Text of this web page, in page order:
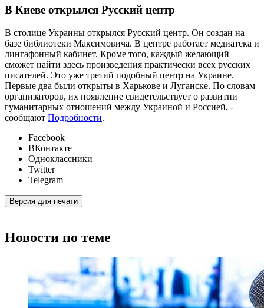
В Киеве открылся Русский центр
В столице Украины открылся Русский центр. Он создан на
базе библиотеки Максимовича. В центре работает медиатека и
лингафонный кабинет. Кроме того, каждый желающий
сможет найти здесь произведения практически всех русских
писателей. Это уже третий подобный центр на Украине.
Первые два были открыты в Харькове и Луганске. По словам
организаторов, их появление свидетельствует о развитии
гуманитарных отношений между Украиной и Россией, -
сообщают Подробности.
Facebook
ВКонтакте
Одноклассники
Twitter
Telegram
Версия для печати
Новости по теме